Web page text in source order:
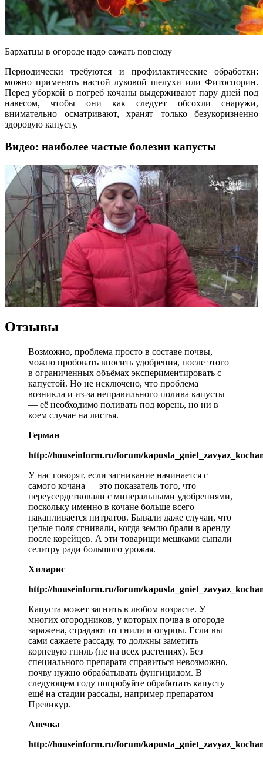
Бархатцы в огороде надо сажать повсюду
Периодически требуются и профилактические обработки:
можно применять настой луковой шелухи или Фитоспорин.
Перед уборкой в погреб кочаны выдерживают пару дней под
навесом, чтобы они как следует обсохли снаружи,
внимательно осматривают, хранят только безукоризненно
здоровую капусту.
Видео: наиболее частые болезни капусты
Отзывы
Возможно, проблема просто в составе почвы,
можно пробовать вносить удобрения, после этого
в ограниченных объёмах экспериментировать с
капустой. Но не исключено, что проблема
возникла и из-за неправильного полива капусты
— её необходимо поливать под корень, но ни в
коем случае на листья.
Герман
http://houseinform.ru/forum/
У нас говорят, если загнивание начинается с
самого кочана — это показатель того, что
переусердствовали с минеральными удобрениями,
поскольку именно в кочане больше всего
накапливается нитратов. Бывали даже случаи, что
целые поля сгнивали, когда землю брали в аренду
после корейцев. А эти товарищи мешками сыпали
селитру ради большого урожая.
Хиларис
http://houseinform.ru/forum/
Капуста может загнить в любом возрасте. У
многих огородников, у которых почва в огороде
заражена, страдают от гнили и огурцы. Если вы
сами сажаете рассаду, то должны заметить
корневую гниль (не на всех растениях). Без
специального препарата справиться невозможно,
почву нужно обрабатывать фунгицидом. В
следующем году попробуйте обработать капусту
ещё на стадии рассады, например препаратом
Превикур.
Анечка
http://houseinform.ru/forum/